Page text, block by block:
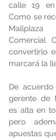
calle 19
Como se
Comercial
convertirlo
marcará la
De
gerente de
es alta en
pero
apuestas